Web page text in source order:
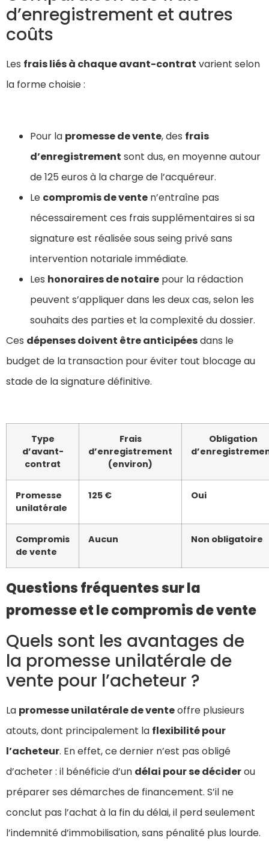
d’enregistrement et autres
coûts
Les frais liés à chaque avant-contrat varient selon
la forme choisie :
Pour la promesse de vente, des frais
d’enregistrement sont dus, en moyenne autour
de 125 euros à la charge de l’acquéreur.
Le compromis de vente n’entraîne pas
nécessairement ces frais supplémentaires si sa
signature est réalisée sous seing privé sans
intervention notariale immédiate.
Les honoraires de notaire pour la rédaction
peuvent s’appliquer dans les deux cas, selon les
souhaits des parties et la complexité du dossier.
Ces dépenses doivent être anticipéesdans le
budget de la transaction pour éviter tout blocage au
stade de la signature définitive.
Type
d’avant-
contrat
Frais
d’enregistrement
(environ)
Obligation
Promesse
unilatérale
125 € Oui
Compromis
de vente
Aucun Non obligatoire
Questions fréquentes sur la
promesse et le compromis de vente
Quels sont les avantages de
la promesse unilatérale de
vente pour l’acheteur ?
La promesse unilatérale de venteoffre plusieurs
atouts, dont principalement la flexibilité pour
l’acheteur. En effet, ce dernier n’est pas obligé
d’acheter : il bénéficie d’un délai pour se déciderou
préparer ses démarches de financement. S’il ne
conclut pas l’achat à la fin du délai, il perd seulement
l’indemnité d’immobilisation, sans pénalité plus lourde.